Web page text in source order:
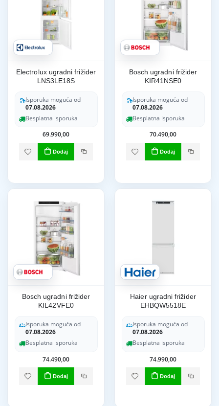
Electrolux ugradni frižider
LNS3LE18S
Isporuka moguća od
07.08.2026
Besplatna isporuka
69.990,00
Dodaj
Bosch ugradni frižider
KIR41NSE0
Isporuka moguća od
07.08.2026
Besplatna isporuka
70.490,00
Dodaj
Bosch ugradni frižider
KIL42VFE0
Isporuka moguća od
07.08.2026
Besplatna isporuka
74.490,00
Dodaj
Haier ugradni frižider
EHBQW5518E
Isporuka moguća od
07.08.2026
Besplatna isporuka
74.990,00
Dodaj